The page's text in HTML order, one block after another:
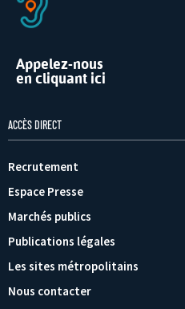
Appelez-nous
en cliquant ici
ACCÈS DIRECT
Recrutement
Espace Presse
Marchés publics
Publications légales
Les sites métropolitains
Nous contacter